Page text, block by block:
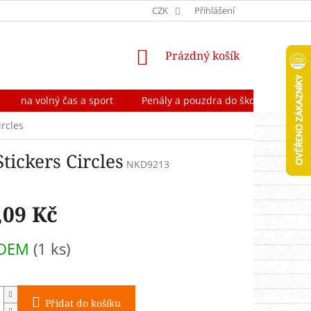
FORMULÁŘ NA ODSTOUPENÍ OD
CZK Přihlášení
NÁKUPNÍ
Prázdný košík
na volný čas a sport Penály a pouzdra do školy
Circles NKD9213
Kč
(1 ks)
Přidat do košíku